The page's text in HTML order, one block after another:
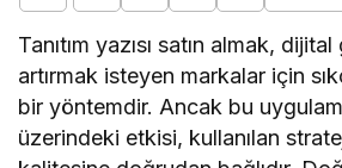
Tanıtım yazısı satın almak,
artırmak isteyen markalar için
bir yöntemdir. Ancak bu
üzerindeki etkisi, kullanılan